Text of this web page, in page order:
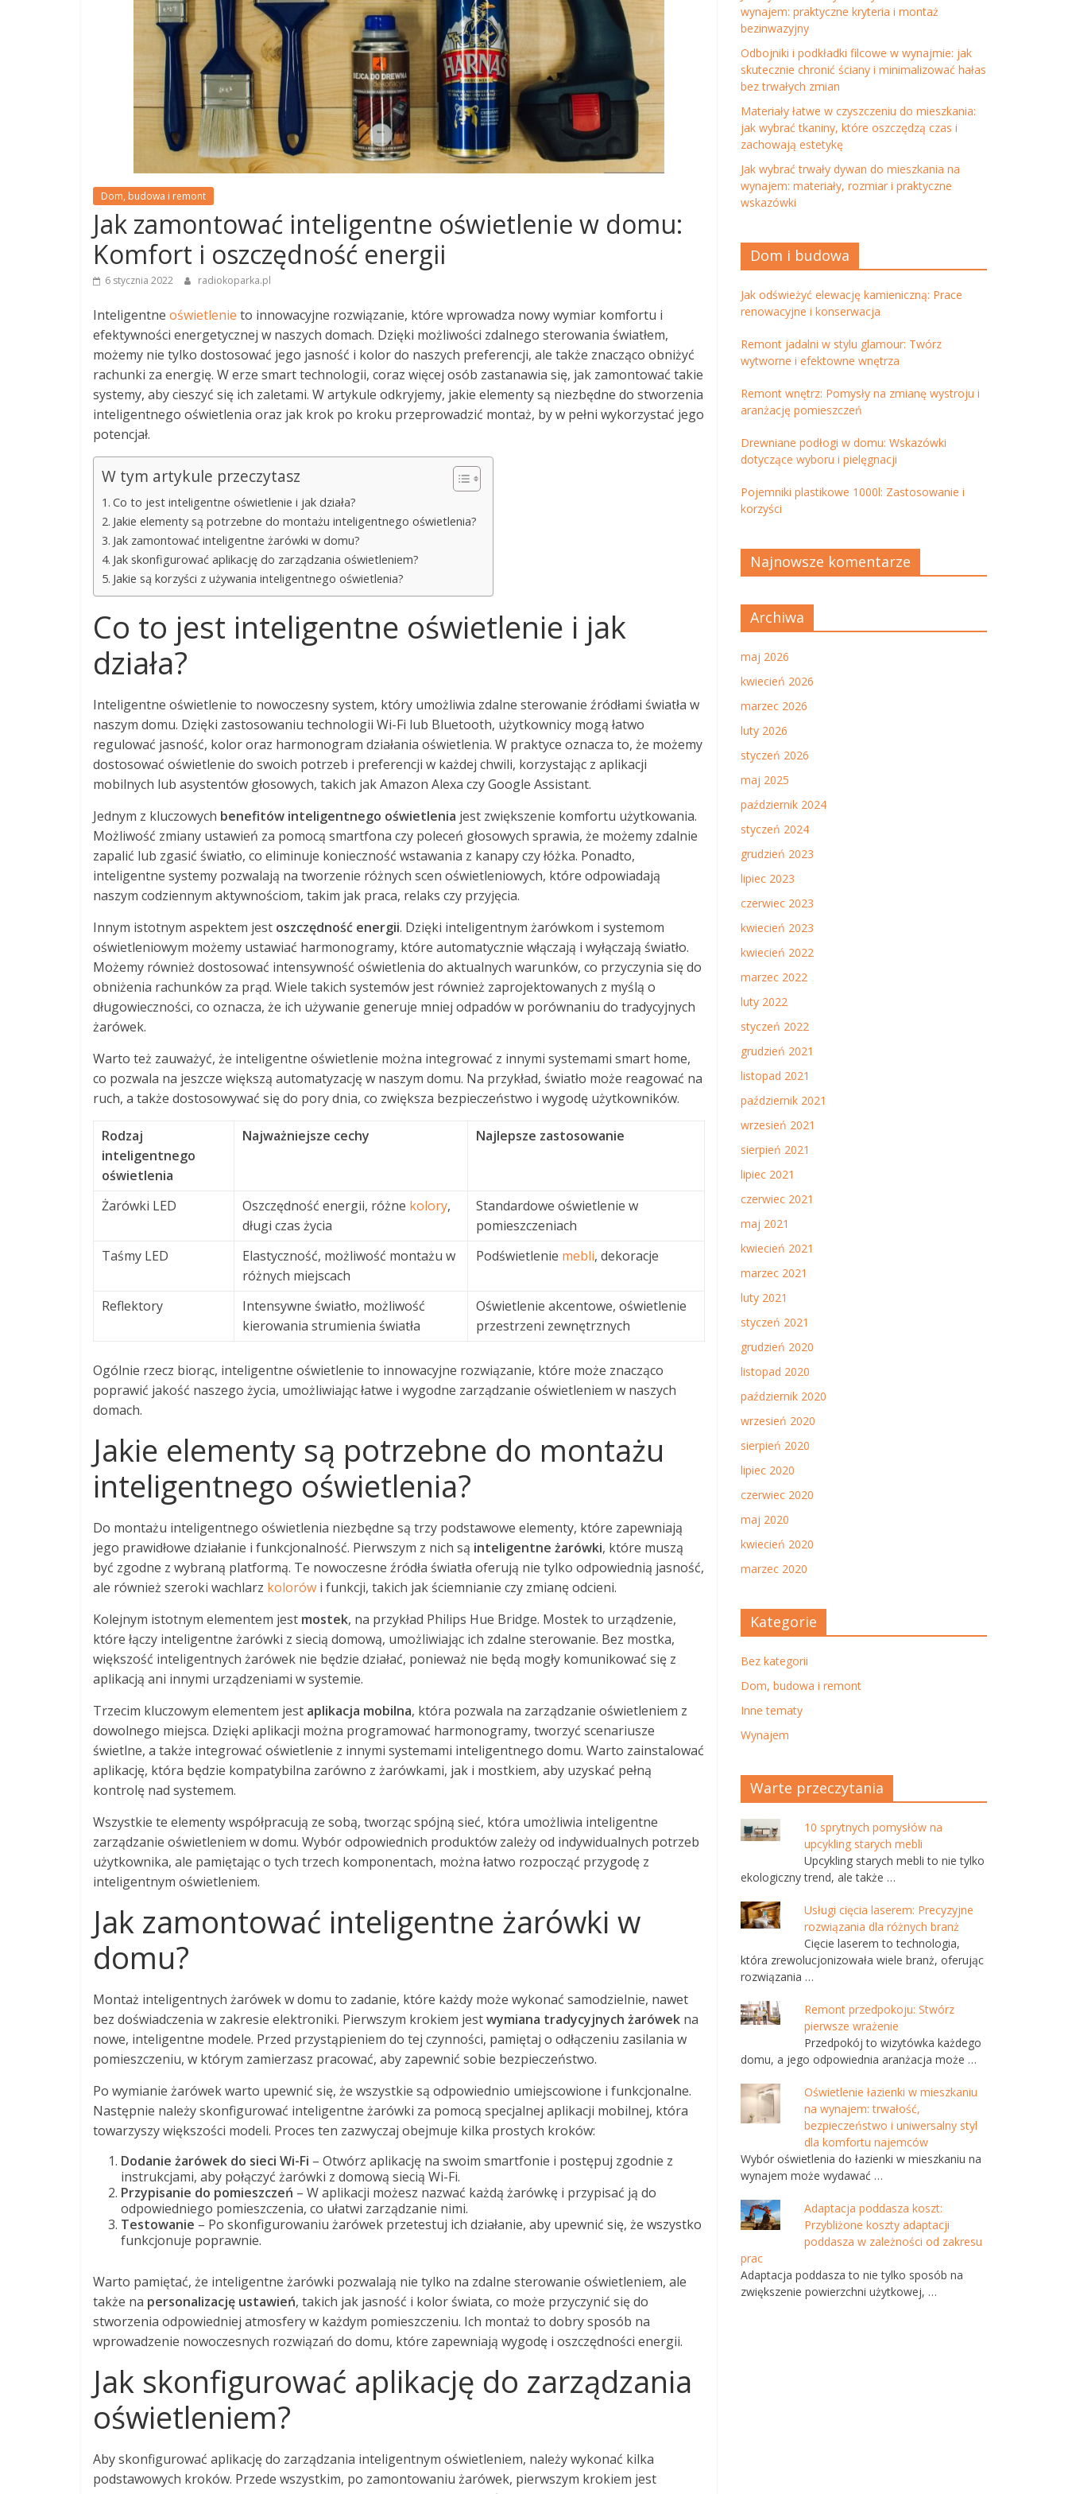
Dom, budowa i remont
Jak zamontować inteligentne oświetlenie w domu:
Komfort i oszczędność energii
6 stycznia 2022 radiokoparka.pl
Inteligentne oświetlenie to innowacyjne rozwiązanie, które wprowadza nowy wymiar komfortu i
efektywności energetycznej w naszych domach. Dzięki możliwości zdalnego sterowania światłem,
możemy nie tylko dostosować jego jasność i kolor do naszych preferencji, ale także znacząco obniżyć
rachunki za energię. W erze smart technologii, coraz więcej osób zastanawia się, jak zamontować takie
systemy, aby cieszyć się ich zaletami. W artykule odkryjemy, jakie elementy są niezbędne do stworzenia
inteligentnego oświetlenia oraz jak krok po kroku przeprowadzić montaż, by w pełni wykorzystać jego
potencjał.
W tym artykule przeczytasz
Co to jest inteligentne oświetlenie i jak działa?
Jakie elementy są potrzebne do montażu inteligentnego oświetlenia?
Jak zamontować inteligentne żarówki w domu?
Jak skonfigurować aplikację do zarządzania oświetleniem?
Jakie są korzyści z używania inteligentnego oświetlenia?
Co to jest inteligentne oświetlenie i jak
działa?
Inteligentne oświetlenie to nowoczesny system, który umożliwia zdalne sterowanie źródłami światła w
naszym domu. Dzięki zastosowaniu technologii Wi-Fi lub Bluetooth, użytkownicy mogą łatwo
regulować jasność, kolor oraz harmonogram działania oświetlenia. W praktyce oznacza to, że możemy
dostosować oświetlenie do swoich potrzeb i preferencji w każdej chwili, korzystając z aplikacji
mobilnych lub asystentów głosowych, takich jak Amazon Alexa czy Google Assistant.
Jednym z kluczowych benefitów inteligentnego oświetlenia jest zwiększenie komfortu użytkowania.
Możliwość zmiany ustawień za pomocą smartfona czy poleceń głosowych sprawia, że możemy zdalnie
zapalić lub zgasić światło, co eliminuje konieczność wstawania z kanapy czy łóżka. Ponadto,
inteligentne systemy pozwalają na tworzenie różnych scen oświetleniowych, które odpowiadają
naszym codziennym aktywnościom, takim jak praca, relaks czy przyjęcia.
Innym istotnym aspektem jest oszczędność energii. Dzięki inteligentnym żarówkom i systemom
oświetleniowym możemy ustawiać harmonogramy, które automatycznie włączają i wyłączają światło.
Możemy również dostosować intensywność oświetlenia do aktualnych warunków, co przyczynia się do
obniżenia rachunków za prąd. Wiele takich systemów jest również zaprojektowanych z myślą o
długowieczności, co oznacza, że ich używanie generuje mniej odpadów w porównaniu do tradycyjnych
żarówek.
Warto też zauważyć, że inteligentne oświetlenie można integrować z innymi systemami smart home,
co pozwala na jeszcze większą automatyzację w naszym domu. Na przykład, światło może reagować na
ruch, a także dostosowywać się do pory dnia, co zwiększa bezpieczeństwo i wygodę użytkowników.
Rodzaj
inteligentnego
oświetlenia
Najważniejsze cechy Najlepsze zastosowanie
Żarówki LED Oszczędność energii, różne kolory,
długi czas życia
Standardowe oświetlenie w
pomieszczeniach
Taśmy LED
Elastyczność, możliwość montażu w
różnych miejscach
Podświetlenie mebli, dekoracje
Reflektory
Intensywne światło, możliwość
kierowania strumienia światła
Oświetlenie akcentowe, oświetlenie
przestrzeni zewnętrznych
Ogólnie rzecz biorąc, inteligentne oświetlenie to innowacyjne rozwiązanie, które może znacząco
poprawić jakość naszego życia, umożliwiając łatwe i wygodne zarządzanie oświetleniem w naszych
domach.
Jakie elementy są potrzebne do montażu
inteligentnego oświetlenia?
Do montażu inteligentnego oświetlenia niezbędne są trzy podstawowe elementy, które zapewniają
jego prawidłowe działanie i funkcjonalność. Pierwszym z nich są inteligentne żarówki, które muszą
być zgodne z wybraną platformą. Te nowoczesne źródła światła oferują nie tylko odpowiednią jasność,
ale również szeroki wachlarz kolorów i funkcji, takich jak ściemnianie czy zmianę odcieni.
Kolejnym istotnym elementem jest mostek, na przykład Philips Hue Bridge. Mostek to urządzenie,
które łączy inteligentne żarówki z siecią domową, umożliwiając ich zdalne sterowanie. Bez mostka,
większość inteligentnych żarówek nie będzie działać, ponieważ nie będą mogły komunikować się z
aplikacją ani innymi urządzeniami w systemie.
Trzecim kluczowym elementem jest aplikacja mobilna, która pozwala na zarządzanie oświetleniem z
dowolnego miejsca. Dzięki aplikacji można programować harmonogramy, tworzyć scenariusze
świetlne, a także integrować oświetlenie z innymi systemami inteligentnego domu. Warto zainstalować
aplikację, która będzie kompatybilna zarówno z żarówkami, jak i mostkiem, aby uzyskać pełną
kontrolę nad systemem.
Wszystkie te elementy współpracują ze sobą, tworząc spójną sieć, która umożliwia inteligentne
zarządzanie oświetleniem w domu. Wybór odpowiednich produktów zależy od indywidualnych potrzeb
użytkownika, ale pamiętając o tych trzech komponentach, można łatwo rozpocząć przygodę z
inteligentnym oświetleniem.
Jak zamontować inteligentne żarówki w
domu?
Montaż inteligentnych żarówek w domu to zadanie, które każdy może wykonać samodzielnie, nawet
bez doświadczenia w zakresie elektroniki. Pierwszym krokiem jestwymiana tradycyjnych żarówek na
nowe, inteligentne modele. Przed przystąpieniem do tej czynności, pamiętaj o odłączeniu zasilania w
pomieszczeniu, w którym zamierzasz pracować, aby zapewnić sobie bezpieczeństwo.
Po wymianie żarówek warto upewnić się, że wszystkie są odpowiednio umiejscowione i funkcjonalne.
Następnie należy skonfigurować inteligentne żarówki za pomocą specjalnej aplikacji mobilnej, która
towarzyszy większości modeli. Proces ten zazwyczaj obejmuje kilka prostych kroków:
Dodanie żarówek do sieci Wi-Fi – Otwórz aplikację na swoim smartfonie i postępuj zgodnie z
instrukcjami, aby połączyć żarówki z domową siecią Wi-Fi.
Przypisanie do pomieszczeń – W aplikacji możesz nazwać każdą żarówkę i przypisać ją do
odpowiedniego pomieszczenia, co ułatwi zarządzanie nimi.
Testowanie – Po skonfigurowaniu żarówek przetestuj ich działanie, aby upewnić się, że wszystko
funkcjonuje poprawnie.
Warto pamiętać, że inteligentne żarówki pozwalają nie tylko na zdalne sterowanie oświetleniem, ale
także na personalizację ustawień, takich jak jasność i kolor świata, co może przyczynić się do
stworzenia odpowiedniej atmosfery w każdym pomieszczeniu. Ich montaż to dobry sposób na
wprowadzenie nowoczesnych rozwiązań do domu, które zapewniają wygodę i oszczędności energii.
Jak skonfigurować aplikację do zarządzania
oświetleniem?
Aby skonfigurować aplikację do zarządzania inteligentnym oświetleniem, należy wykonać kilka
podstawowych kroków. Przede wszystkim, po zamontowaniu żarówek, pierwszym krokiem jest
wynajem: praktyczne kryteria i montaż
bezinwazyjny
Odbojniki i podkładki filcowe w wynajmie: jak
skutecznie chronić ściany i minimalizować hałas
bez trwałych zmian
Materiały łatwe w czyszczeniu do mieszkania:
jak wybrać tkaniny, które oszczędzą czas i
zachowają estetykę
Jak wybrać trwały dywan do mieszkania na
wynajem: materiały, rozmiar i praktyczne
wskazówki
Dom i budowa
Jak odświeżyć elewację kamieniczną: Prace
renowacyjne i konserwacja
Remont jadalni w stylu glamour: Twórz
wytworne i efektowne wnętrza
Remont wnętrz: Pomysły na zmianę wystroju i
aranżację pomieszczeń
Drewniane podłogi w domu: Wskazówki
dotyczące wyboru i pielęgnacji
Pojemniki plastikowe 1000l: Zastosowanie i
korzyści
Najnowsze komentarze
Archiwa
maj 2026
kwiecień 2026
marzec 2026
luty 2026
styczeń 2026
maj 2025
październik 2024
styczeń 2024
grudzień 2023
lipiec 2023
czerwiec 2023
kwiecień 2023
kwiecień 2022
marzec 2022
luty 2022
styczeń 2022
grudzień 2021
listopad 2021
październik 2021
wrzesień 2021
sierpień 2021
lipiec 2021
czerwiec 2021
maj 2021
kwiecień 2021
marzec 2021
luty 2021
styczeń 2021
grudzień 2020
listopad 2020
październik 2020
wrzesień 2020
sierpień 2020
lipiec 2020
czerwiec 2020
maj 2020
kwiecień 2020
marzec 2020
Kategorie
Bez kategorii
Dom, budowa i remont
Inne tematy
Wynajem
Warte przeczytania
10 sprytnych pomysłów na
upcykling starych mebli
Upcykling starych mebli to nie tylko
ekologiczny trend, ale także …
Usługi cięcia laserem: Precyzyjne
rozwiązania dla różnych branż
Cięcie laserem to technologia,
która zrewolucjonizowała wiele branż, oferując
rozwiązania …
Remont przedpokoju: Stwórz
pierwsze wrażenie
Przedpokój to wizytówka każdego
domu, a jego odpowiednia aranżacja może …
Oświetlenie łazienki w mieszkaniu
na wynajem: trwałość,
bezpieczeństwo i uniwersalny styl
dla komfortu najemców
Wybór oświetlenia do łazienki w mieszkaniu na
wynajem może wydawać …
Adaptacja poddasza koszt:
Przybliżone koszty adaptacji
poddasza w zależności od zakresu
prac
Adaptacja poddasza to nie tylko sposób na
zwiększenie powierzchni użytkowej, …